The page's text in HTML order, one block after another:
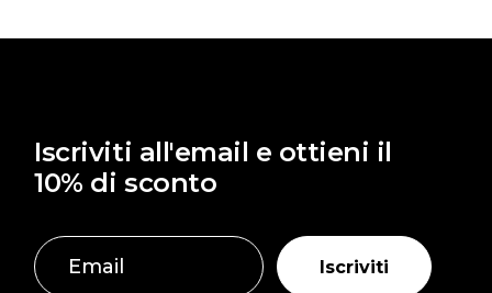
Iscriviti all'email e ottieni il
10% di sconto
Iscriviti